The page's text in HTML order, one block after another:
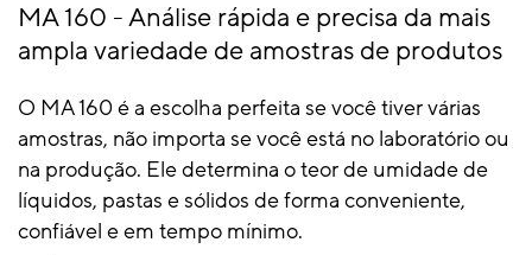
MA 160 - Análise rápida e precisa da mais
ampla variedade de amostras de produtos
O MA 160 é a escolha perfeita se você tiver várias
amostras, não importa se você está no laboratório ou
na produção. Ele determina o teor de umidade de
líquidos, pastas e sólidos de forma conveniente,
confiável e em tempo mínimo.